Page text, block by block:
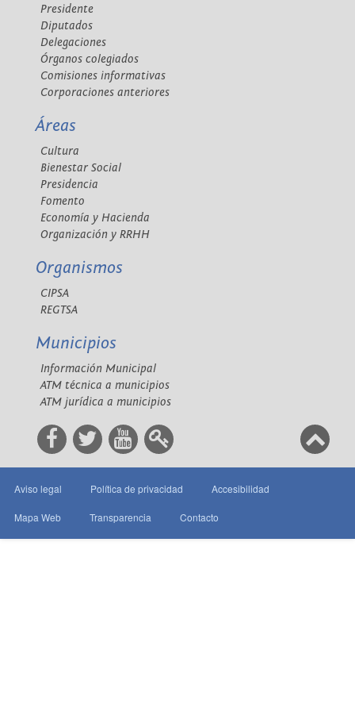
Presidente
Diputados
Delegaciones
Órganos colegiados
Comisiones informativas
Corporaciones anteriores
Áreas
Cultura
Bienestar Social
Presidencia
Fomento
Economía y Hacienda
Organización y RRHH
Organismos
CIPSA
REGTSA
Municipios
Información Municipal
ATM técnica a municipios
ATM jurídica a municipios
Aviso legal Política de privacidad Accesibilidad
Mapa Web Transparencia Contacto